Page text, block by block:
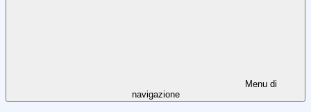
Menu di
navigazione